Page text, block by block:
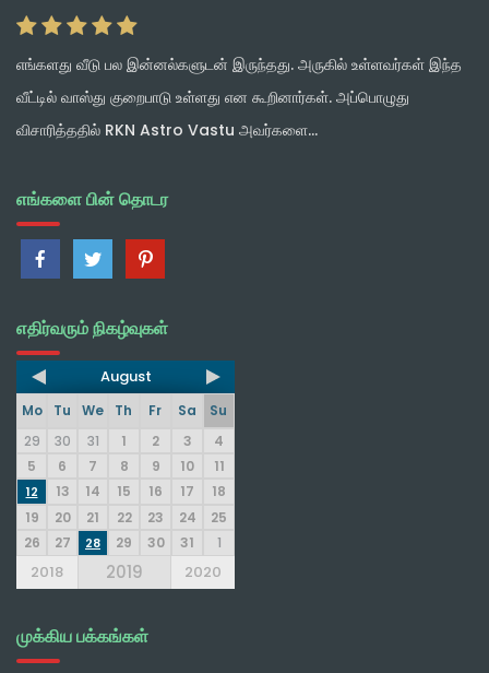
எங்களது வீடு பல இன்னல்களுடன் இருந்தது. அருகில் உள்ளவர்கள் இந்த
வீட்டில் வாஸ்து குறைபாடு உள்ளது என கூறினார்கள். அப்பொழுது
விசாரித்ததில் RKN Astro Vastu அவர்களை...
எங்களை பின் தொடர
எதிர்வரும் நிகழ்வுகள்
August
Mo Tu We Th Fr Sa
Su
29
30 31 1 2 3
4
5
6 7 8 9 10 11
12 13 14 15 16 17
18
19
20 21 22 23 24
25
26
27 28 29 30 31 1
2018 2019 2020
முக்கிய பக்கங்கள்